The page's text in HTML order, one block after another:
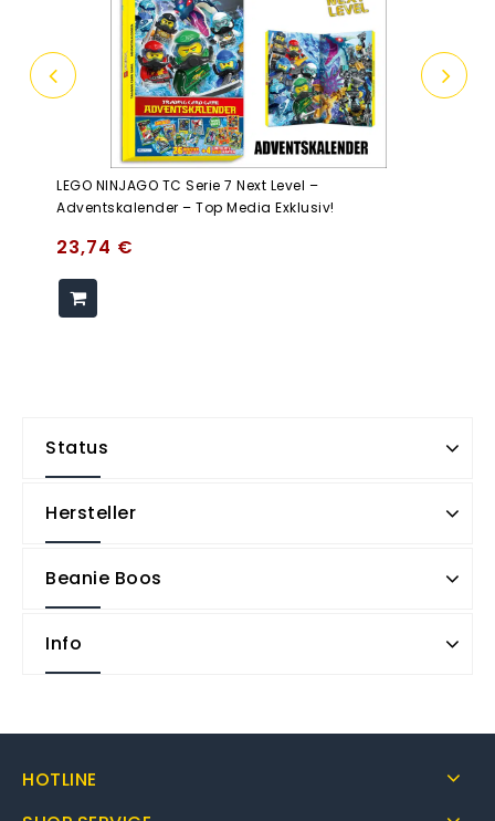
LEGO NINJAGO TC Serie 7 Next Level –
Adventskalender – Top Media Exklusiv!
23,74 €
Status
Hersteller
Beanie Boos
Info
HOTLINE